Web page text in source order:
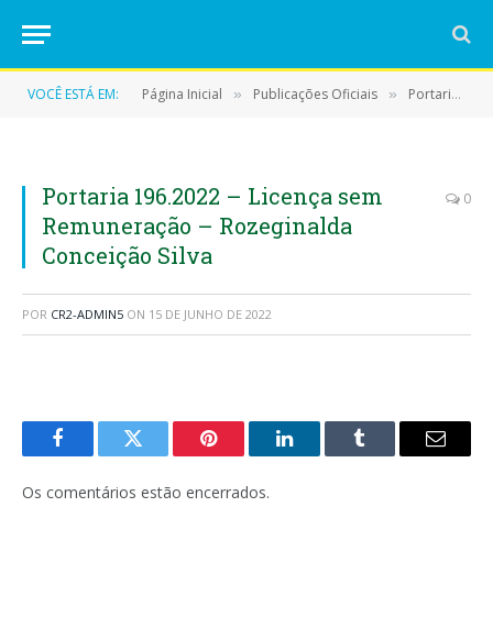
VOCÊ ESTÁ EM: Página Inicial » Publicações Oficiais » Portarias
Portaria 196.2022 – Licença sem
Remuneração – Rozeginalda
Conceição Silva
0
POR CR2-ADMIN5 ON 15 DE JUNHO DE 2022
FacebookTwitter Pinterest LinkedInTumblr
E-
Os comentários estão encerrados.